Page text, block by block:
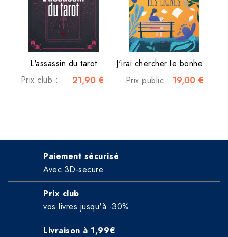
L'assassin du tarot
Prix club :
21,90 €
J'irai chercher le bonheur...
Prix public : 19,00 €
Paiement sécurisé
Avec 3D-secure
Prix club
vos livres jusqu'à -30%
Livraison à 1,99€